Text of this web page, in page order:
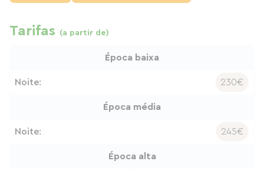
Tarifas (a partir de)
Época baixa
Noite: 230€
Época média
Noite: 245€
Época alta